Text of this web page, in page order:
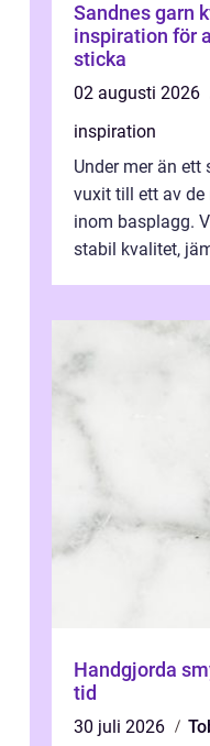
Sandnes garn kvalitet, tradition och
inspiration för
sticka
02 augusti 2026
inspiration
Under mer än ett
vuxit till ett av de
inom basplagg.
stabil kvalitet,
Handgjorda
tid
30 juli 2026